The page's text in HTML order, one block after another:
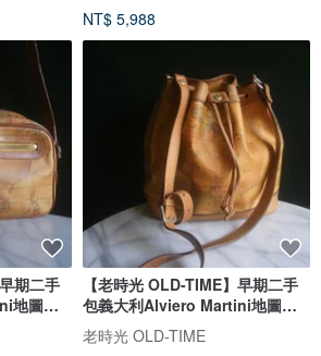
NT$ 5,988
期二手
地圖肩
【老時光 OLD-TIME】早期二手
包義大利Alviero Martini地圖水
桶包
老時光 OLD-TIME